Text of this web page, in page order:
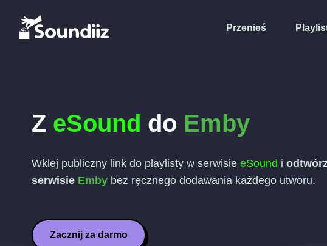
Przenieś
Z eSound do Emby
Wklej publiczny link do playlisty w serwisie eSound i
serwisie Emby bez ręcznego dodawania każdego utworu.
Zacznij za darmo